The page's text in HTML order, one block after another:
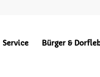
Service Bürger &
Vereine